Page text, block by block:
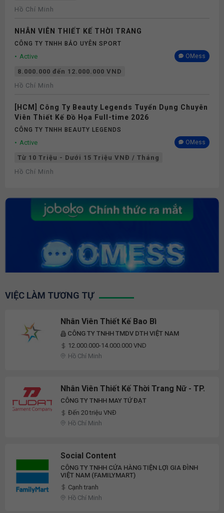
Hồ Chí Minh
NHÂN VIÊN THIẾT KẾ THỜI TRANG
CÔNG TY TNHH BẢO UYÊN SPORT
Active OMess
8.000.000 đến 12.000.000 VND
Hồ Chí Minh
[HCM] Công Ty Beauty Legends Tuyển Dụng Chuyên
Viên Thiết Kế Đồ Họa Full-time 2026
CÔNG TY TNHH BEAUTY LEGENDS
Active OMess
Từ 10 Triệu - Dưới 15 Triệu VNĐ / Tháng
Hồ Chí Minh
VIỆC LÀM TƯƠNG TỰ
Nhân Viên Thiết Kế Bao Bì
CÔNG TY TNHH TMDV DTH VIỆT NAM
12.000.000-14.000.000 VND
Hồ Chí Minh
Nhân Viên Thiết Kế Thời Trang Nữ - TP.
CÔNG TY TNHH MAY TỨ ĐẠT
Đến 20 triệu VNĐ
Hồ Chí Minh
Social Content
CÔNG TY TNHH CỬA HÀNG TIỆN LỢI GIA ĐÌNH
VIỆT NAM (FAMILYMART)
Cạnh tranh
Hồ Chí Minh